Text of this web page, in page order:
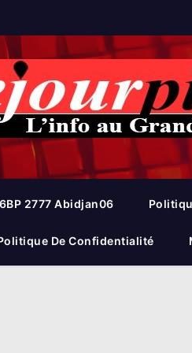
2777 Abidjan06
De Confidentialité